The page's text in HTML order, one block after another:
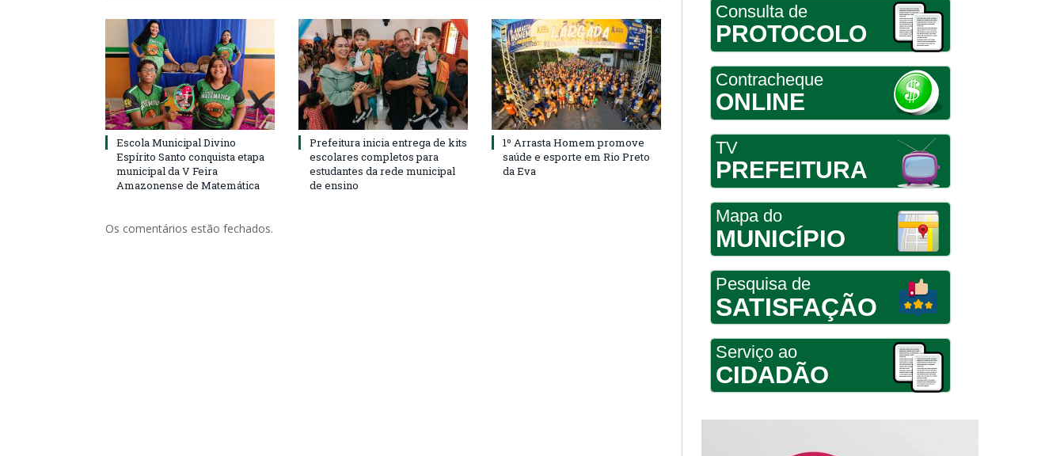
Escola Municipal Divino
Espírito Santo conquista etapa
municipal da V Feira
Amazonense de Matemática
Prefeitura inicia entrega de kits
escolares completos para
estudantes da rede municipal
de ensino
1º Arrasta Homem promove
saúde e esporte em Rio Preto
da Eva
Os comentários estão fechados.
Consulta de
PROTOCOLO
Contracheque
ONLINE
TV
PREFEITURA
Mapa do
MUNICÍPIO
Pesquisa de
SATISFAÇÃO
Serviço ao
CIDADÃO